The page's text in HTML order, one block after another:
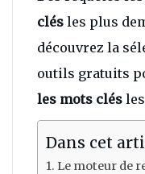
clés les plus
découvrez la
outils gratuits
les mots clés
Dans cet
Le moteur de